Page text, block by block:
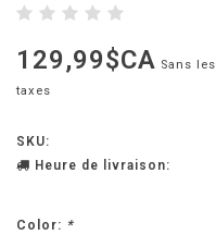
129,99$CA Sans les
taxes
SKU:
Heure de livraison:
Color: *